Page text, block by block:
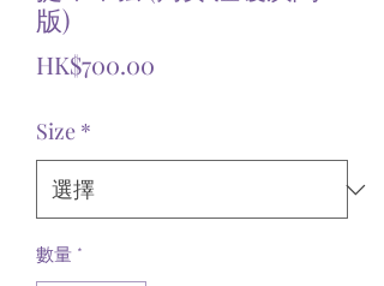
版)
HK$700.00
Size *
數量 *